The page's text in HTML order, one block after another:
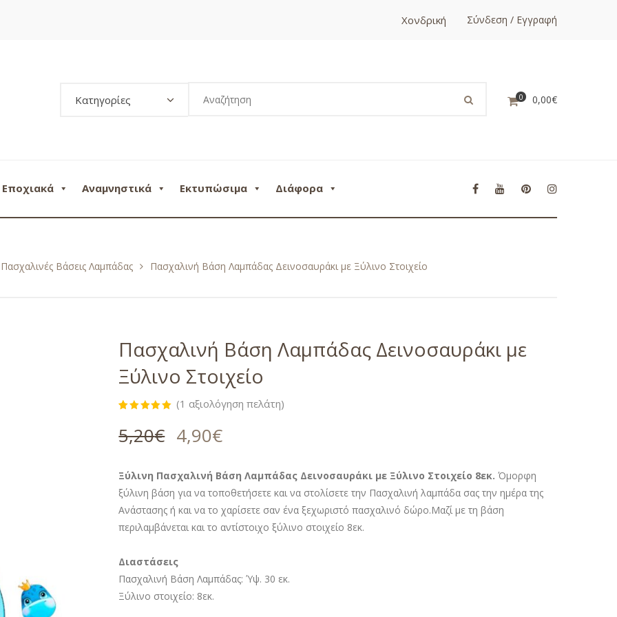
Χονδρική Σύνδεση / Εγγραφή
Κατηγορίες 0 0,00€
Εποχιακά Αναμνηστικά Εκτυπώσιμα Διάφορα
Πασχαλινές Βάσεις Λαμπάδας Πασχαλινή Βάση Λαμπάδας Δεινοσαυράκι με Ξύλινο Στοιχείο
Πασχαλινή Βάση Λαμπάδας Δεινοσαυράκι με
Ξύλινο Στοιχείο
από 5 με
βάση
(1 αξιολόγηση πελάτη)
5,20€ 4,90€
Ξύλινη Πασχαλινή Βάση Λαμπάδας Δεινοσαυράκι με Ξύλινο Στοιχείο 8εκ. Όμορφη
ξύλινη βάση για να τοποθετήσετε και να στολίσετε την Πασχαλινή λαμπάδα σας την ημέρα της
Ανάστασης ή και να το χαρίσετε σαν ένα ξεχωριστό πασχαλινό δώρο.Μαζί με τη βάση
περιλαμβάνεται και το αντίστοιχο ξύλινο στοιχείο 8εκ.
Διαστάσεις
Πασχαλινή Βάση Λαμπάδας: Ύψ. 30 εκ.
Ξύλινο στοιχείο: 8εκ.